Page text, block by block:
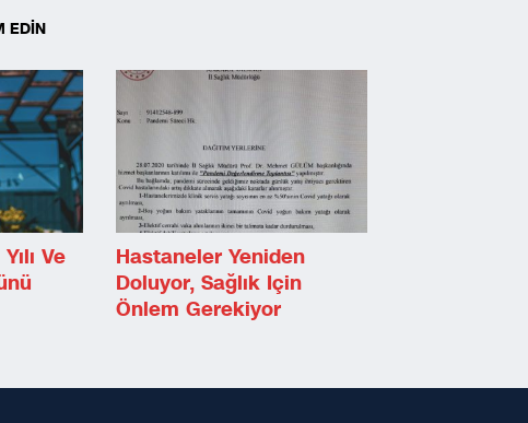
EDİN
Ve
Hastaneler Yeniden
Doluyor, Sağlık Için
Önlem Gerekiyor